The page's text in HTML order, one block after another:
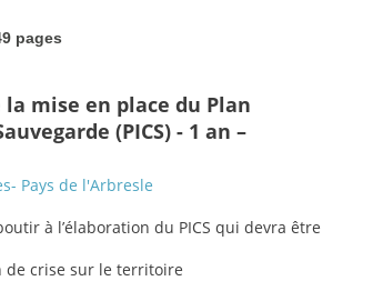
pages
mise en place du Plan
(PICS) - 1 an –
Pays de l'Arbresle
à l’élaboration du PICS qui devra être
crise sur le territoire